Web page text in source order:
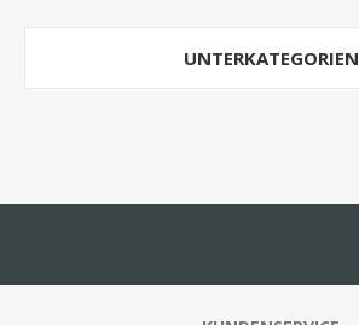
UNTERKATEGORIEN